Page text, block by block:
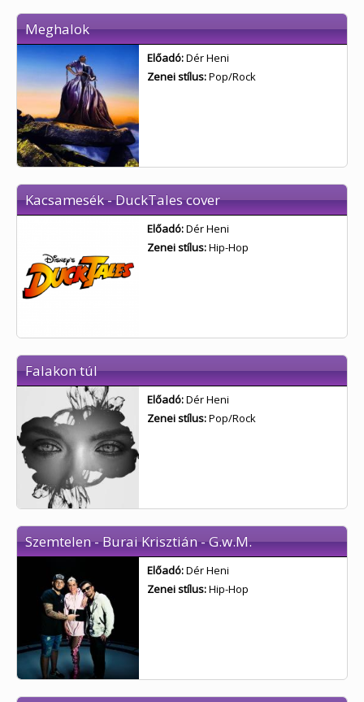
Meghalok
Előadó:Dér Heni
Zenei stílus:Pop/Rock
Kacsamesék - DuckTales cover
Előadó:Dér Heni
Zenei stílus:Hip-Hop
Falakon túl
Előadó:Dér Heni
Zenei stílus:Pop/Rock
Szemtelen - Burai Krisztián - G.w.M.
Előadó:Dér Heni
Zenei stílus:Hip-Hop